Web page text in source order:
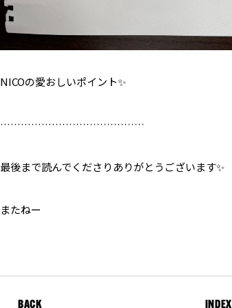
NICOの愛おしいポイント✨️
……………………………………
最後まで読んでくださりありがとうございます✨️
またねー
BACK INDEX